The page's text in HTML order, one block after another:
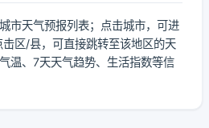
市天气预报列表；点击城市，可进
区/县，可直接跳转至该地区的天
温、7天天气趋势、生活指数等信